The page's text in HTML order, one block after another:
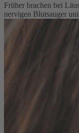
Früher brachen bei
nervigen Blutsauger